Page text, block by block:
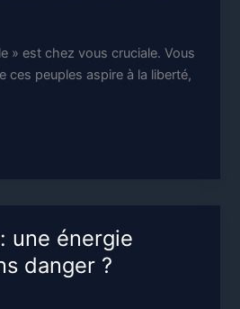
» est chez vous cruciale. Vous
ces peuples aspire à la liberté,
une énergie
danger ?